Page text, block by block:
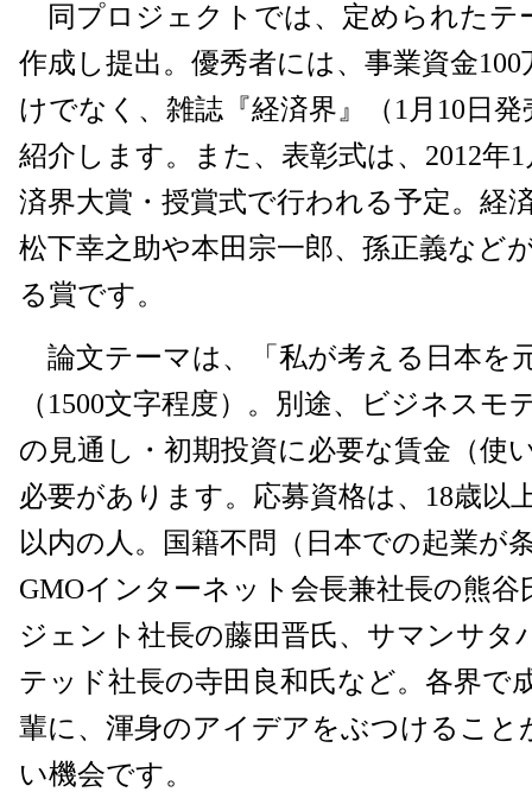
同プロジェクトでは、定められたテ
作成し提出。優秀者には、事業資金
けでなく、雑誌『経済界』（1月10日
紹介します。また、表彰式は、2012年
済界大賞・授賞式で行われる予定。経
松下幸之助や本田宗一郎、孫正義など
る賞です。
論文テーマは、「私が考える日本を
（1500文字程度）。別途、ビジネスモ
の見通し・初期投資に必要な賃金（使
必要があります。応募資格は、18歳以
以内の人。国籍不問（日本での起業が
GMOインターネット会長兼社長の熊
ジェント社長の藤田晋氏、サマンサタ
テッド社長の寺田良和氏など。各界で
輩に、渾身のアイデアをぶつけること
い機会です。